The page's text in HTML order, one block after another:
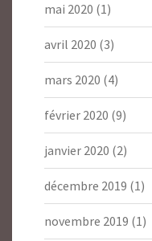
mai 2020 (1)
avril 2020 (3)
mars 2020 (4)
février 2020 (9)
janvier 2020 (2)
décembre 2019 (1)
novembre 2019 (1)